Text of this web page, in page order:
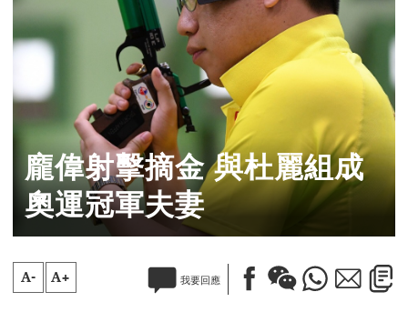
龐偉射擊摘金 與杜麗組成
奧運冠軍夫妻
A- A+ 我要回應